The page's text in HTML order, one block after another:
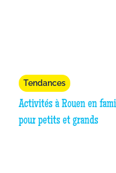
Tendances
Activités à Rouen en
pour petits et grands